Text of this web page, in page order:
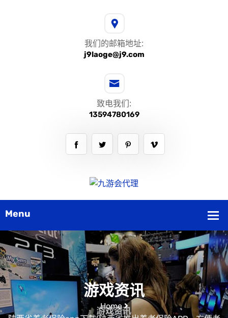
我们的邮箱地址:
j9laoge@j9.com
致电我们:
13594780169
游戏资讯
Home